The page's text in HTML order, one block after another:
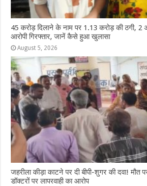
45 करोड़ दिलाने के नाम पर 1.13 करोड़ की ठगी, 2
आरोपी गिरफ्तार, जानें कैसे हुआ खुलासा
August 5, 2026
जहरीला कीड़ा काटने पर दी बीपी-शुगर की दवा! मौत
डॉक्टरों पर लापरवाही का आरोप